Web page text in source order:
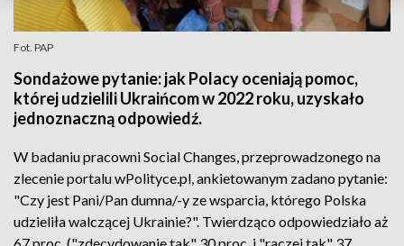
Fot. PAP
Sondażowe pytanie: jak Polacy oceniają pomoc,
której udzielili Ukraińcom w 2022 roku, uzyskało
jednoznaczną odpowiedź.
W badaniu pracowni Social Changes, przeprowadzonego na
zlecenie portalu wPolityce.pl, ankietowanym zadano pytanie:
"Czy jest Pani/Pan dumna/-y ze wsparcia, którego Polska
udzieliła walczącej Ukrainie?". Twierdząco odpowiedziało aż